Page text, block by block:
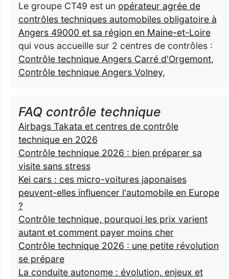
Le groupe CT49 est un opérateur agrée de
contrôles techniques automobiles obligatoire à
Angers 49000 et sa région en Maine-et-Loire
qui vous accueille sur 2 centres de contrôles :
Contrôle technique Angers Carré d'Orgemont,
Contrôle technique Angers Volney,
FAQ contrôle technique
Airbags Takata et centres de contrôle
technique en 2026
Contrôle technique 2026 : bien préparer sa
visite sans stress
Kei cars : ces micro-voitures japonaises
peuvent-elles influencer l'automobile en Europe
?
Contrôle technique, pourquoi les prix varient
autant et comment payer moins cher
Contrôle technique 2026 : une petite révolution
se prépare
La conduite autonome : évolution, enjeux et